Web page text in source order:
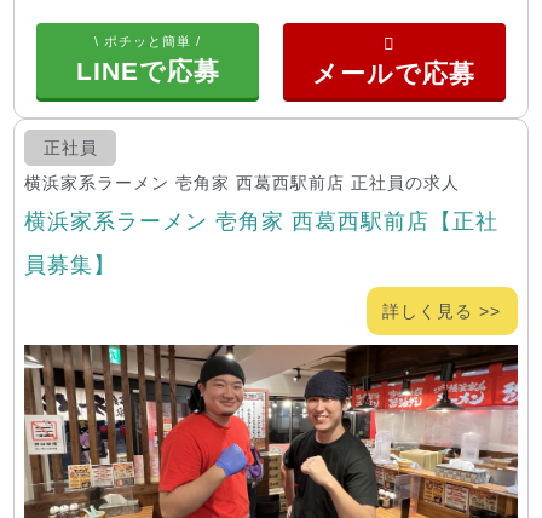
\ ポチッと簡単 /
LINEで応募
正社員
横浜家系ラーメン 壱角家 西葛西駅前店 正社員の求人
横浜家系ラーメン 壱角家 西葛西駅前店【正社
員募集】
詳しく見る >>